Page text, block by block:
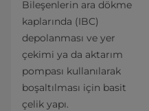
Bileşenlerin ara dökme
kaplarında (IBC)
depolanması ve yer
çekimi ya da aktarım
pompası kullanılarak
boşaltılması için basit
çelik yapı.